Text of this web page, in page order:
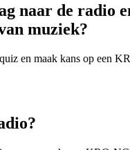
naar de radio
muziek?
en maak kans op een